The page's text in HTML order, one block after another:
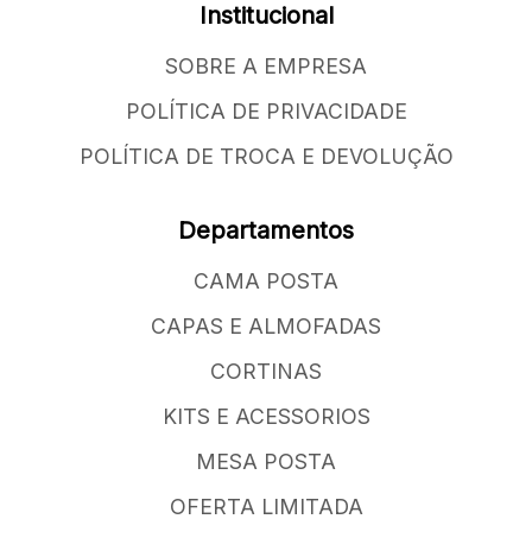
Institucional
SOBRE A EMPRESA
POLÍTICA DE PRIVACIDADE
POLÍTICA DE TROCA E DEVOLUÇÃO
Departamentos
CAMA POSTA
CAPAS E ALMOFADAS
CORTINAS
KITS E ACESSORIOS
MESA POSTA
OFERTA LIMITADA